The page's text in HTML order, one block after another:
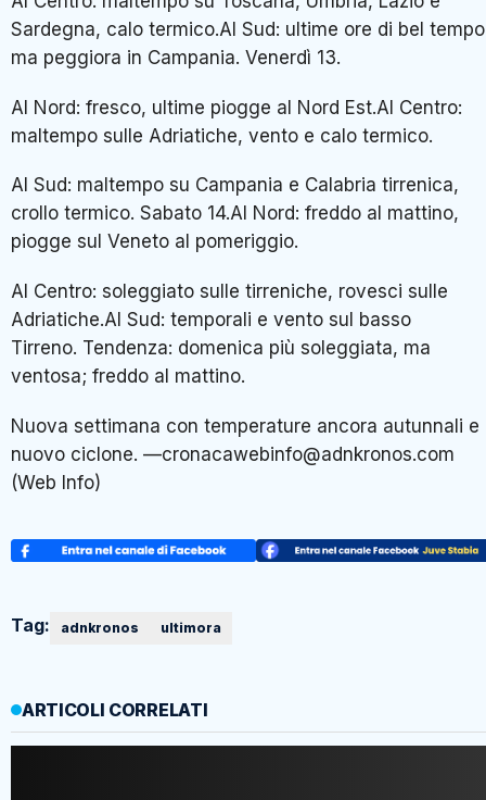
Sardegna, calo termico.Al Sud: ultime ore di bel
ma peggiora in Campania. Venerdì 13.
Al Nord: fresco, ultime piogge al Nord Est.Al Centro:
maltempo sulle Adriatiche, vento e calo termico.
Al Sud: maltempo su Campania e Calabria tirrenica,
crollo termico. Sabato 14.Al Nord: freddo al mattino,
piogge sul Veneto al pomeriggio.
Al Centro: soleggiato sulle tirreniche, rovesci sulle
Adriatiche.Al Sud: temporali e vento sul basso
Tirreno. Tendenza: domenica più soleggiata, ma
ventosa; freddo al mattino.
Nuova settimana con temperature ancora autunnali e
nuovo ciclone. —cronacawebinfo@adnkronos.com
(Web Info)
Tag: adnkronos ultimora
ARTICOLI CORRELATI